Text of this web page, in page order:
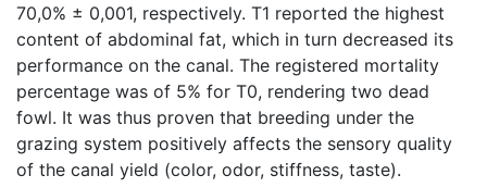
70,0% ± 0,001, respectively. T1 reported the highest
content of abdominal fat, which in turn decreased its
performance on the canal. The registered mortality
percentage was of 5% for T0, rendering two dead
fowl. It was thus proven that breeding under the
grazing system positively affects the sensory quality
of the canal yield (color, odor, stiffness, taste).